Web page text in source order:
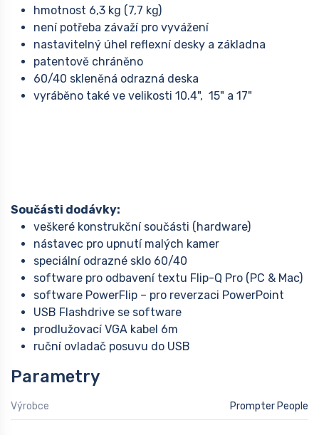
hmotnost 6,3 kg (7,7 kg)
není potřeba závaží pro vyvážení
nastavitelný úhel reflexní desky a základna
patentově chráněno
60/40 skleněná odrazná deska
vyráběno také ve velikosti 10.4", 15" a 17"
Součásti dodávky:
veškeré konstrukční součásti (hardware)
nástavec pro upnutí malých kamer
speciální odrazné sklo 60/40
software pro odbavení textu Flip-Q Pro (PC & Mac)
software PowerFlip – pro reverzaci PowerPoint
USB Flashdrive se software
prodlužovací VGA kabel 6m
ruční ovladač posuvu do USB
Parametry
Výrobce Prompter People